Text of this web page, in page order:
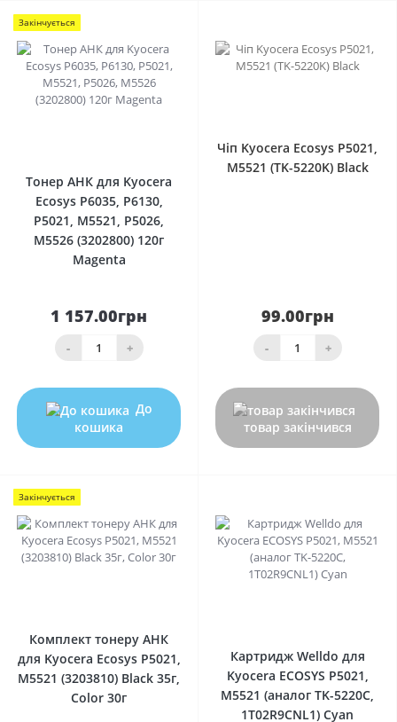
Закінчується
Тонер АНК для Kyocera
Ecosys P6035, P6130,
P5021, M5521, P5026,
M5526 (3202800) 120г
Magenta
1 157.00грн
- +
До
кошика
Чіп Kyocera Ecosys P5021,
M5521 (TK-5220K) Black
99.00грн
- +
товар закінчився
Закінчується
Комплект тонеру АНК
для Kyocera Ecosys P5021,
M5521 (3203810) Black 35г,
Color 30г
Картридж Welldo для
Kyocera ECOSYS P5021,
M5521 (аналог TK-5220C,
1T02R9CNL1) Cyan